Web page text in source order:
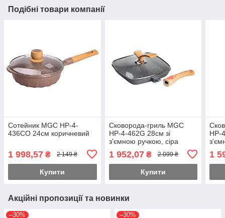
Подібні товари компанії
Сотейник MGC HP-4-
436CO 24см коричневий
1 998,57 ₴ 2 149 ₴
Купити
Сковорода-гриль MGC
HP-4-462G 28см зі
з'ємною ручкою, сіра
1 952,07₴ 2 099 ₴
Купити
HP-
1
Акційні пропозиції та новинки
–30% –30%